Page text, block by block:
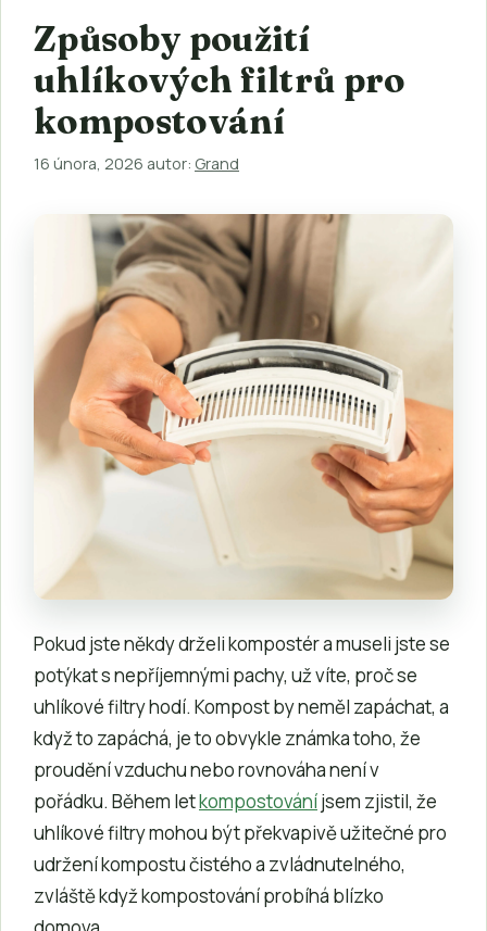
Způsoby použití
uhlíkových filtrů pro
kompostování
16 února, 2026 autor: Grand
Pokud jste někdy drželi kompostér a museli jste se
potýkat s nepříjemnými pachy, už víte, proč se
uhlíkové filtry hodí. Kompost by neměl zapáchat, a
když to zapáchá, je to obvykle známka toho, že
proudění vzduchu nebo rovnováha není v
pořádku. Během letkompostováníjsem zjistil, že
uhlíkové filtry mohou být překvapivě užitečné pro
udržení kompostu čistého a zvládnutelného,
zvláště když kompostování probíhá blízko